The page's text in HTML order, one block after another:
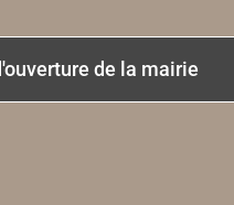
de la mairie